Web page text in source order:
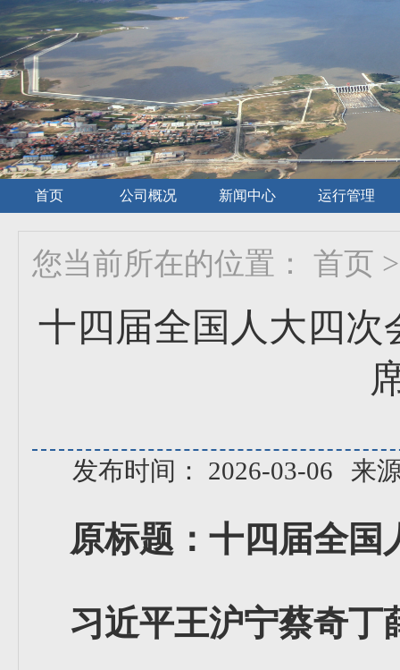
首页 公司概况 新闻中心 运行管理
您当前所在的位置： 首页 >
十四届全国人大四次
发布时间： 2026-03-06 来
原标题：十四届全国
习近平王沪宁蔡奇丁